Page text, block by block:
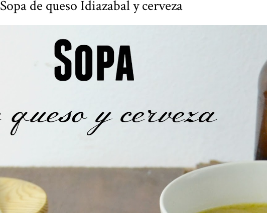
Sopa de queso Idiazabal y cerveza